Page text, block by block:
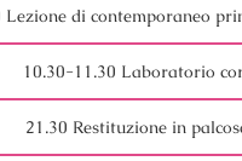
Lezione di contemporaneo
10.30-11.30 Laboratorio
21.30 Restituzione in